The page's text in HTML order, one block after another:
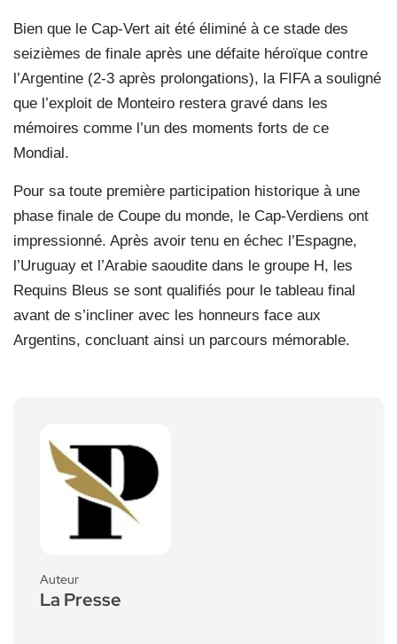
Bien que le Cap-Vert ait été éliminé à ce stade des
seizièmes de finale après une défaite héroïque contre
l’Argentine (2-3 après prolongations), la FIFA a souligné
que l’exploit de Monteiro restera gravé dans les
mémoires comme l’un des moments forts de ce
Mondial.
Pour sa toute première participation historique à une
phase finale de Coupe du monde, le Cap-Verdiens ont
impressionné. Après avoir tenu en échec l’Espagne,
l’Uruguay et l’Arabie saoudite dans le groupe H, les
Requins Bleus se sont qualifiés pour le tableau final
avant de s’incliner avec les honneurs face aux
Argentins, concluant ainsi un parcours mémorable.
Auteur
La Presse